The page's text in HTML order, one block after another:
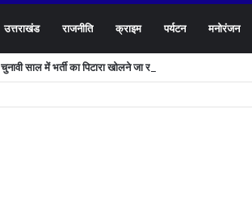
उत्तराखंड राजनीति क्राइम पर्यटन मनोरंजन
चुनावी साल में भर्ती का पिटारा खोलने जा रही है धामी सरकार,युवाओं को